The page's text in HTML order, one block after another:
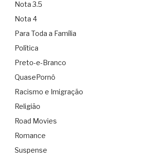
Nota 3.5
Nota 4
Para Toda a Família
Política
Preto-e-Branco
QuasePornô
Racismo e Imigração
Religião
Road Movies
Romance
Suspense